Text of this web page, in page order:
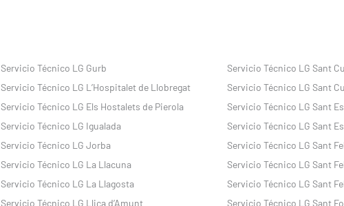
Servicio Técnico LG Gurb
Servicio Técnico LG L’Hospitalet de Llobregat
Servicio Técnico LG Els Hostalets de Pierola
Servicio Técnico LG Igualada
Servicio Técnico LG Jorba
Servicio Técnico LG La Llacuna
Servicio Técnico LG La Llagosta
Servicio Técnico LG Lliça d’Amunt
Servicio Técnico LG Sant
Servicio Técnico LG Sant
Servicio Técnico LG Sant
Servicio Técnico LG Sant
Servicio Técnico LG Sant
Servicio Técnico LG Sant
Servicio Técnico LG Sant
Servicio Técnico LG Sant